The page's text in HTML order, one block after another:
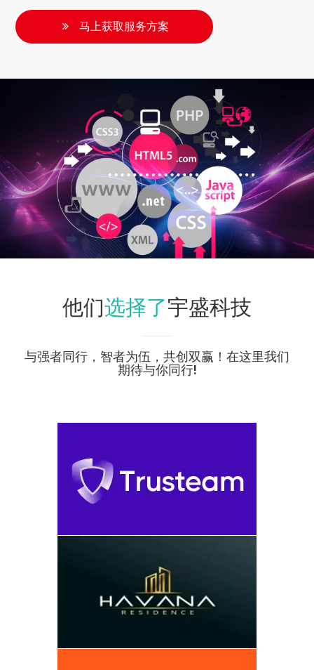
马上获取服务方案
他们选择了宇盛科技
与强者同行，智者为伍，共创双赢！在这里我们
期待与你同行!